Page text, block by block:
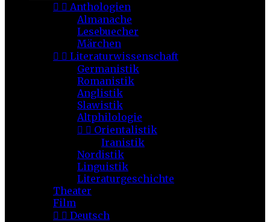
  Anthologien
Almanache
Lesebuecher
Märchen
  Literaturwissenschaft
Germanistik
Romanistik
Anglistik
Slawistik
Altphilologie
  Orientalistik
Iranistik
Nordistik
Linguistik
Literaturgeschichte
Theater
Film
  Deutsch